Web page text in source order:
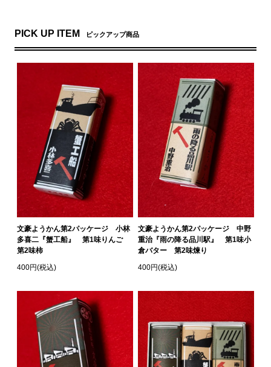
PICK UP ITEM ピックアップ商品
文豪ようかん第2パッケージ 小林
多喜二『蟹工船』 第1味りんご
第2味柿
400円(税込)
文豪ようかん第2パッケージ 中野
重治『雨の降る品川駅』 第1味小
倉バター 第2味煉り
400円(税込)